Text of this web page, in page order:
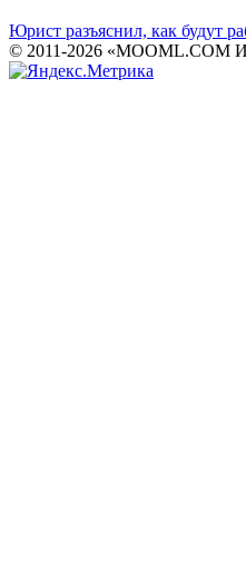
Юрист разъяснил, как будут
© 2011-2026 «MOOML.COM